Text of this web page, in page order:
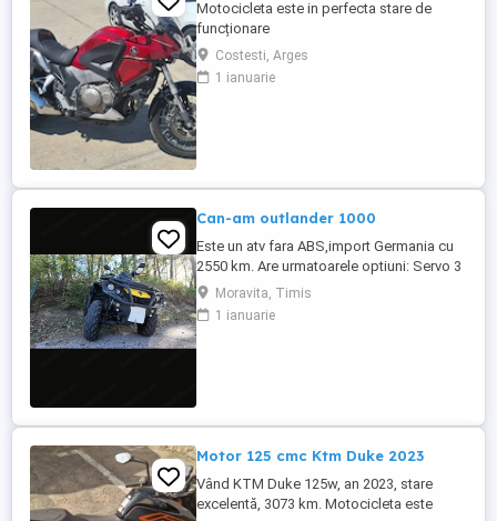
Motocicleta este in perfecta stare de
funcționare
Costesti, Arges
1 ianuarie
Can-am outlander 1000
Este un atv fara ABS,import Germania cu
2550 km. Are urmatoarele optiuni: Servo 3
nivele Suspensie FOX cu rebound Bullbar
fata Bullbar spate Handguardurile Can am
Jante beadlock
Moravita, Timis
1 ianuarie
Motor 125 cmc Ktm Duke 2023
Vând KTM Duke 125w, an 2023, stare
excelentă, 3073 km. Motocicleta este